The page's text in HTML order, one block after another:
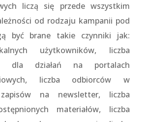
liczą się przede wszystkim
od rodzaju kampanii pod
być brane takie czynniki jak:
użytkowników, liczba
dla działań na portalach
liczba odbiorców w
na newsletter, liczba
materiałów, liczba